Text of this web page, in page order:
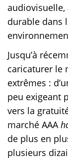
durable dans
Jusqu’à
caricaturer le
extrêmes :
peu exigeant
vers la
marché AAA
de plus en
plusieurs